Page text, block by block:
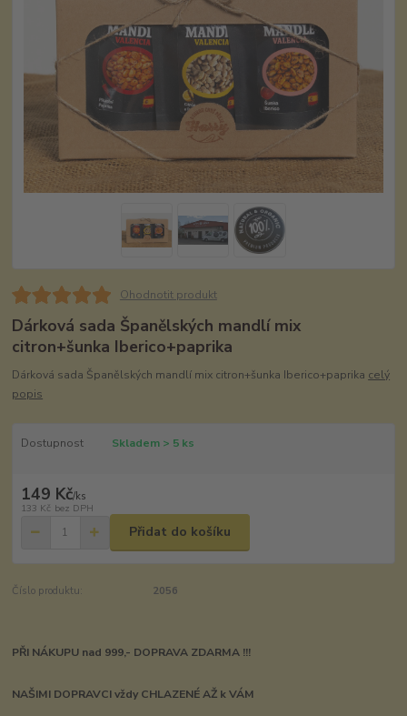
Ohodnotit produkt
Dárková sada Španělských mandlí mix
citron+šunka Iberico+paprika
Dárková sada Španělských mandlí mix citron+šunka Iberico+paprika celý
popis
Dostupnost Skladem > 5 ks
149 Kč/ks
133 Kč bez DPH
Přidat do košíku
Číslo produktu: 2056
PŘI NÁKUPU nad 999,- DOPRAVA ZDARMA !!!
NAŠIMI DOPRAVCI vždy CHLAZENÉ AŽ k VÁM